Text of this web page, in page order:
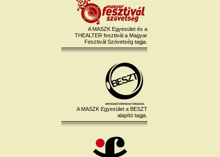
A MASZK Egyesület és a
THEALTER fesztivál a Magyar
Fesztivál Szövetség tagja.
A MASZK Egyesület a BESZT
alapító tagja.